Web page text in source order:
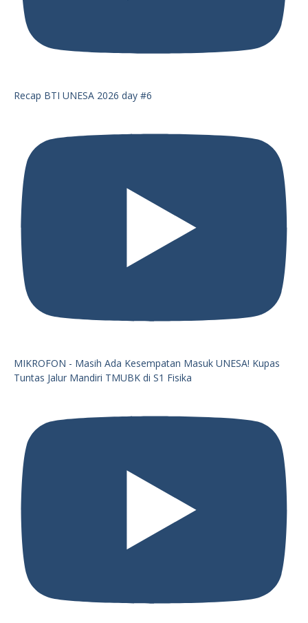
Recap BTI UNESA 2026 day #6
MIKROFON - Masih Ada Kesempatan Masuk UNESA! Kupas
Tuntas Jalur Mandiri TMUBK di S1 Fisika